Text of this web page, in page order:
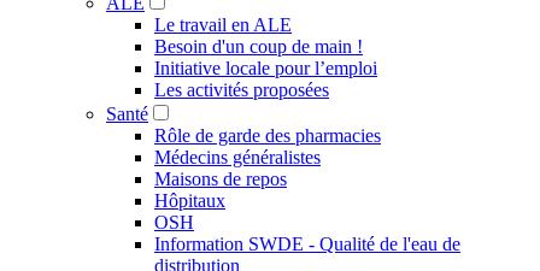
Le travail en ALE
Besoin d'un coup de main !
Initiative locale pour l’emploi
Les activités proposées
Santé
Rôle de garde des pharmacies
Médecins généralistes
Maisons de repos
Hôpitaux
OSH
Information SWDE - Qualité de l'eau de
distribution